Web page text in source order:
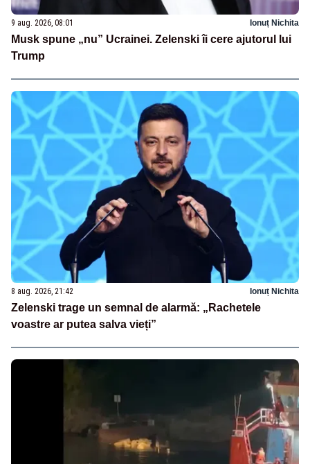
9 aug. 2026, 08:01 Ionuț Nichita
Musk spune „nu” Ucrainei. Zelenski îi cere ajutorul lui
Trump
8 aug. 2026, 21:42 Ionuț Nichita
Zelenski trage un semnal de alarmă: „Rachetele
voastre ar putea salva vieți”